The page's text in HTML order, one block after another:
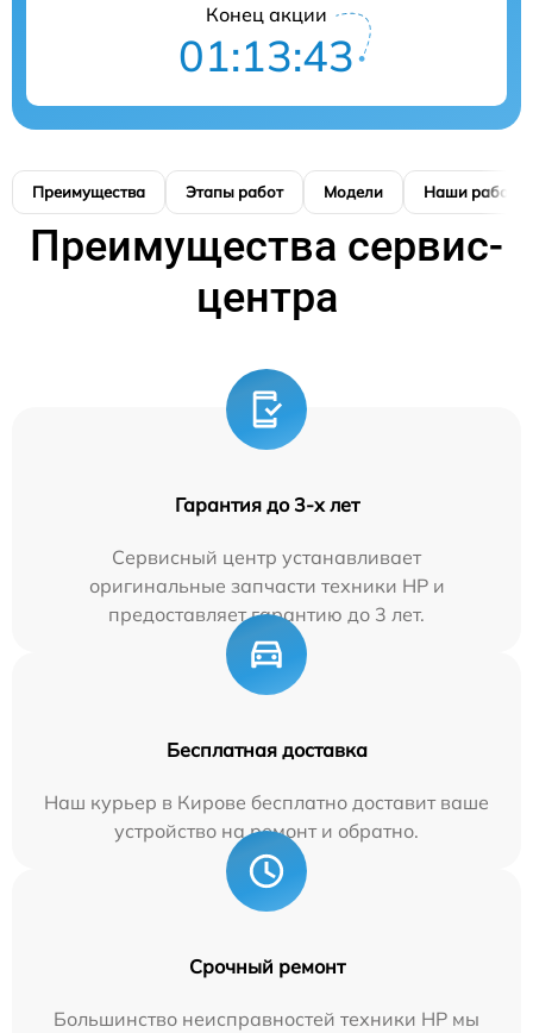
Конец акции
01:13:42
Преимущества Этапы работ Модели Наши работы
Преимущества сервис-
центра
Гарантия до 3-х лет
Сервисный центр устанавливает
оригинальные запчасти техники HP и
предоставляет гарантию до 3 лет.
Бесплатная доставка
Наш курьер в Кирове бесплатно доставит ваше
устройство на ремонт и обратно.
Срочный ремонт
Большинство неисправностей техники HP мы